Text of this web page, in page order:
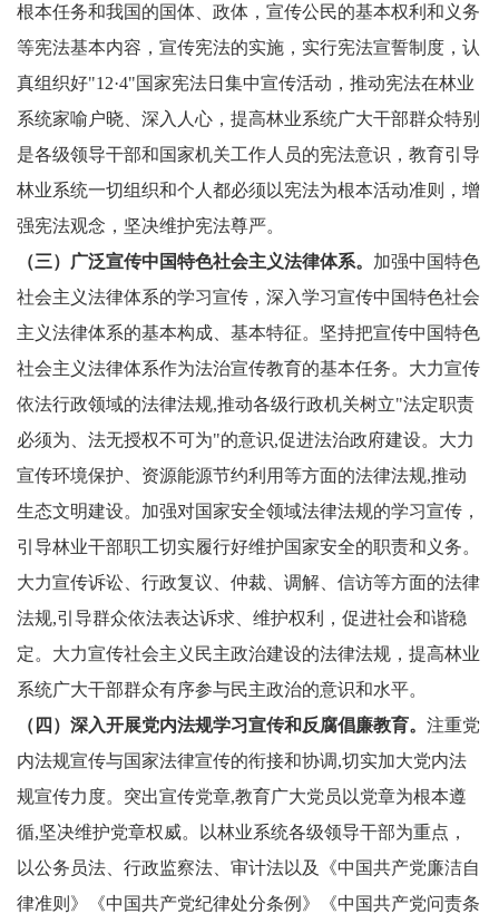
根本任务和我国的国体、政体，宣传公民的基本权利和义务
等宪法基本内容，宣传宪法的实施，实行宪法宣誓制度，认
真组织好"12·4"国家宪法日集中宣传活动，推动宪法在林业
系统家喻户晓、深入人心，提高林业系统广大干部群众特别
是各级领导干部和国家机关工作人员的宪法意识，教育引导
林业系统一切组织和个人都必须以宪法为根本活动准则，增
强宪法观念，坚决维护宪法尊严。
（三）广泛宣传中国特色社会主义法律体系。 加强中国特色
社会主义法律体系的学习宣传，深入学习宣传中国特色社会
主义法律体系的基本构成、基本特征。坚持把宣传中国特色
社会主义法律体系作为法治宣传教育的基本任务。大力宣传
依法行政领域的法律法规,推动各级行政机关树立"法定职责
必须为、法无授权不可为"的意识,促进法治政府建设。大力
宣传环境保护、资源能源节约利用等方面的法律法规,推动
生态文明建设。加强对国家安全领域法律法规的学习宣传，
引导林业干部职工切实履行好维护国家安全的职责和义务。
大力宣传诉讼、行政复议、仲裁、调解、信访等方面的法律
法规,引导群众依法表达诉求、维护权利，促进社会和谐稳
定。大力宣传社会主义民主政治建设的法律法规，提高林业
系统广大干部群众有序参与民主政治的意识和水平。
（四）深入开展党内法规学习宣传和反腐倡廉教育。 注重党
内法规宣传与国家法律宣传的衔接和协调,切实加大党内法
规宣传力度。突出宣传党章,教育广大党员以党章为根本遵
循,坚决维护党章权威。以林业系统各级领导干部为重点，
以公务员法、行政监察法、审计法以及《中国共产党廉洁自
律准则》《中国共产党纪律处分条例》《中国共产党问责条